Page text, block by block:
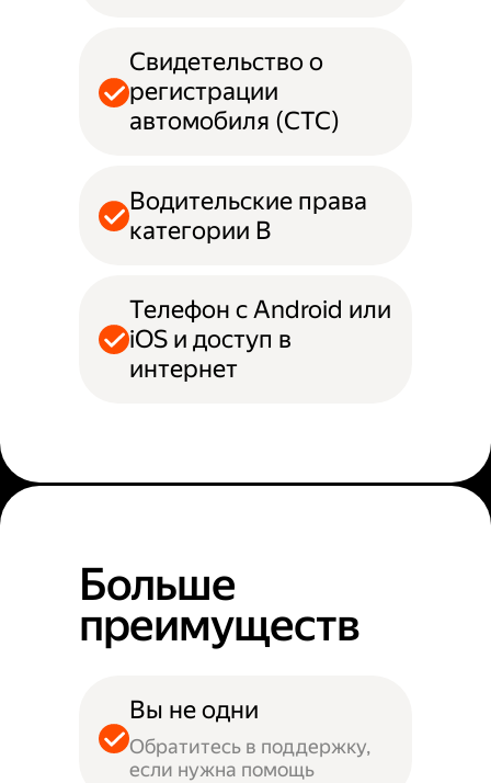
Свидетельство о
регистрации
автомобиля (СТС)
Водительские права
категории B
Телефон с Android или
iOS и доступ в
интернет
Больше
преимуществ
Вы не одни
Обратитесь в поддержку,
если нужна помощь